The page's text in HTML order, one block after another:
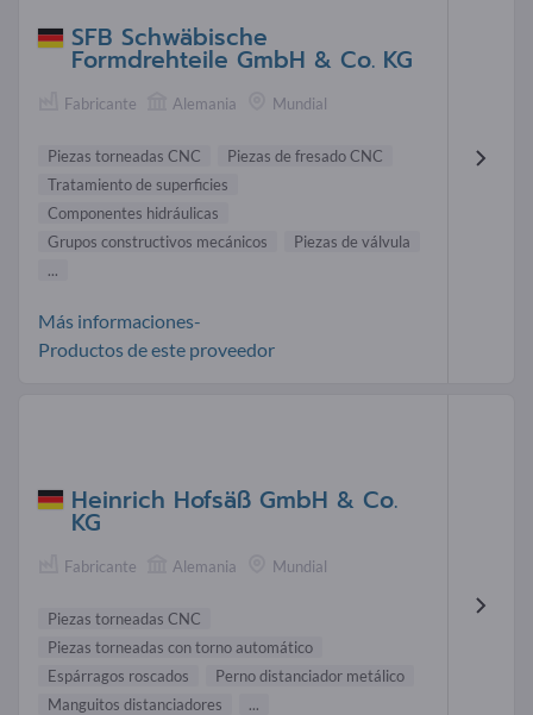
SFB Schwäbische
Formdrehteile GmbH & Co. KG
Fabricante Alemania Mundial
Piezas torneadas CNC
Piezas de fresado CNC
Tratamiento de superficies
Componentes hidráulicas
Grupos constructivos mecánicos
Piezas de válvula
...
Más informaciones-
Productos de este proveedor
Heinrich Hofsäß GmbH & Co.
KG
Fabricante Alemania Mundial
Piezas torneadas CNC
Piezas torneadas con torno automático
Espárragos roscados
Perno distanciador metálico
Manguitos distanciadores
...